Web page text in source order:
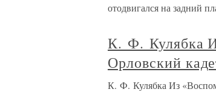
отодвигался на задний
К. Ф. Кулябка
Орловский
К. Ф. Кулябка Из